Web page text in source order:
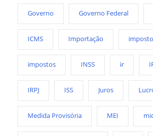
Governo Governo Federal
ICMS Importação
impostos INSS ir
IRPJ ISS Juros
Medida Provisória MEI